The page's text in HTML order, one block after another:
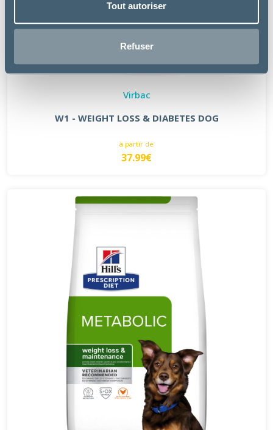
Tout autoriser
Refuser
Virbac
W1 - WEIGHT LOSS & DIABETES DOG
à partir de
37.99€